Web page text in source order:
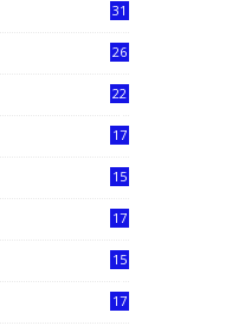
31
26
22
17
15
17
15
17